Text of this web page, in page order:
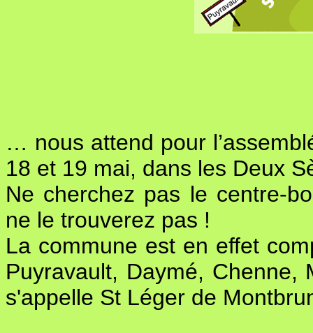
… nous attend pour
18 et 19 mai, dans les Deux
Ne cherchez pas le centre-
ne le trouverez pas !
La commune est en effet
Puyravault, Daymé, Chenne,
s'appelle St Léger de